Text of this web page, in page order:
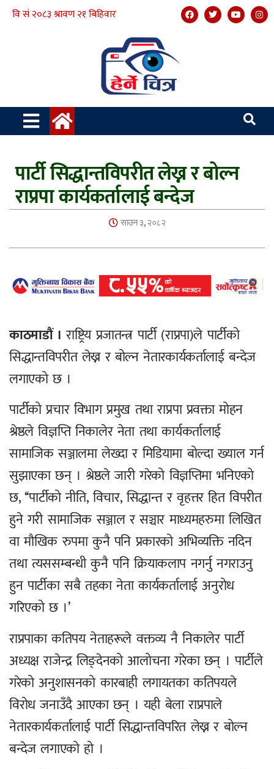
पार्टी सिद्धान्तविपरीत लेख्न र बोल्न
राप्रपा कार्यकर्तालाई बन्देज
साउन ३, २०८२
काठमाडौं । राष्ट्रिय प्रजातन्त्र पार्टी (राप्रपा)ले पार्टीको
सिद्धान्तविपरीत लेख्न र बोल्न नेतारकार्यकर्तालाई बन्देज
लगाएको छ ।
पार्टीको प्रचार विभाग प्रमुख तथा राप्रपा प्रवक्ता मोहन
श्रेष्ठले विज्ञप्ति निकालेर नेता तथा कार्यकर्तालाई
सामाजिक सञ्जालमा लेख्दा र मिडियामा बोल्दा ख्याल गर्न
सुझाएका छन् । श्रेष्ठले जारी गरेको विज्ञप्तिमा भनिएको
छ, ‘‘पार्टीको नीति, विचार, सिद्धान्त र वृहत्तर हित विपरीत
हुने गरी सामाजिक सञ्जाल र सञ्चार माध्यमहरुमा लिखित
वा मौखिक रुपमा कुनै पनि प्रकारको अभिव्यक्ति नदिन
तथा त्यससम्बन्धी कुनै पनि क्रियाकलाप नगर्नु नगराउनु
हुन पार्टीका सबै तहका नेता कार्यकर्तालाई अनुरोध
गरिएको छ ।’
राप्रपाका कतिपय नेताहरूले वक्तव्य नै निकालेर पार्टी
अध्यक्ष राजेन्द्र लिङ्देनको आलोचना गरेका छन् । पार्टीले
गरेको अनुशासनको कारबाही लगायतका कतिपयले
विरोध जनाउँदै आएका छन् । यही बेला राप्रपाले
नेतारकार्यकर्तालाई पार्टी सिद्धान्तविपरित लेख्न र बोल्न
बन्देज लगाएको हो ।